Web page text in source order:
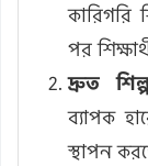
কারিগরি
পর
দ্রুত
ব্যাপক
স্থাপন